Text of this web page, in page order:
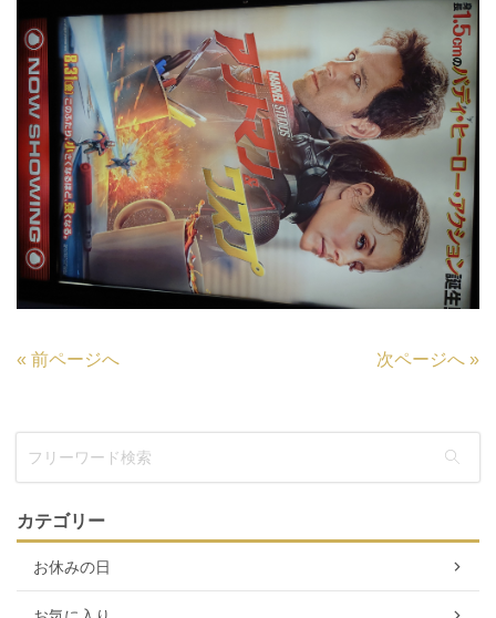
« 前ページへ 次ページへ »
カテゴリー
お休みの日